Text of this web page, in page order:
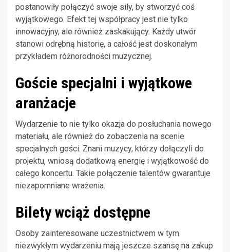
postanowiły połączyć swoje siły, by stworzyć coś
wyjątkowego. Efekt tej współpracy jest nie tylko
innowacyjny, ale również zaskakujący. Każdy utwór
stanowi odrębną historię, a całość jest doskonałym
przykładem różnorodności muzycznej.
Goście specjalni i wyjątkowe
aranżacje
Wydarzenie to nie tylko okazja do posłuchania nowego
materiału, ale również do zobaczenia na scenie
specjalnych gości. Znani muzycy, którzy dołączyli do
projektu, wniosą dodatkową energię i wyjątkowość do
całego koncertu. Takie połączenie talentów gwarantuje
niezapomniane wrażenia.
Bilety wciąż dostępne
Osoby zainteresowane uczestnictwem w tym
niezwykłym wydarzeniu mają jeszcze szansę na zakup